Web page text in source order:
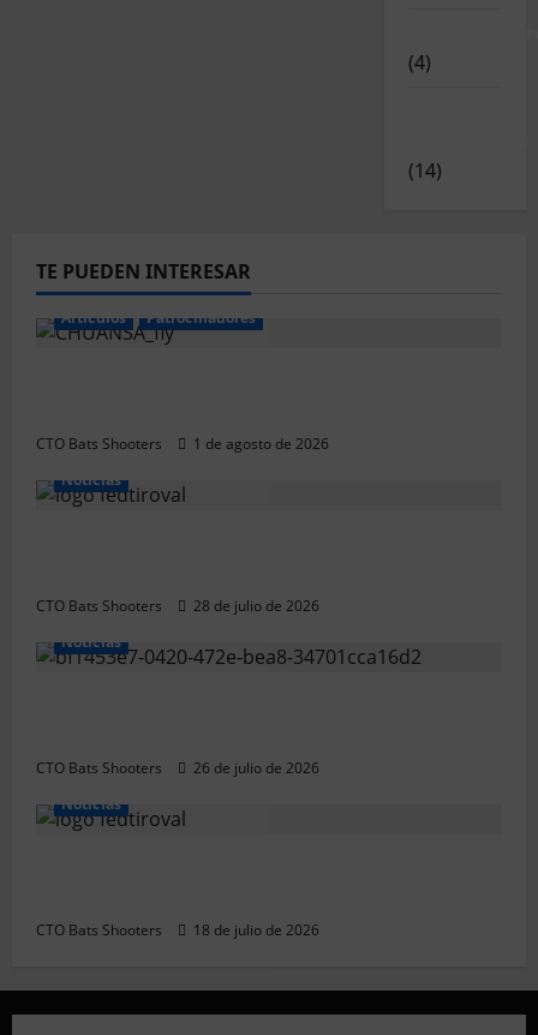
(4)
(14)
TE PUEDEN INTERESAR
Articulos Patrocinadores
CTO Bats Shooters
1 de agosto de 2026
Noticias
CTO Bats Shooters
28 de julio de 2026
Noticias
CTO Bats Shooters
26 de julio de 2026
Noticias
CTO Bats Shooters 18 de julio de 2026